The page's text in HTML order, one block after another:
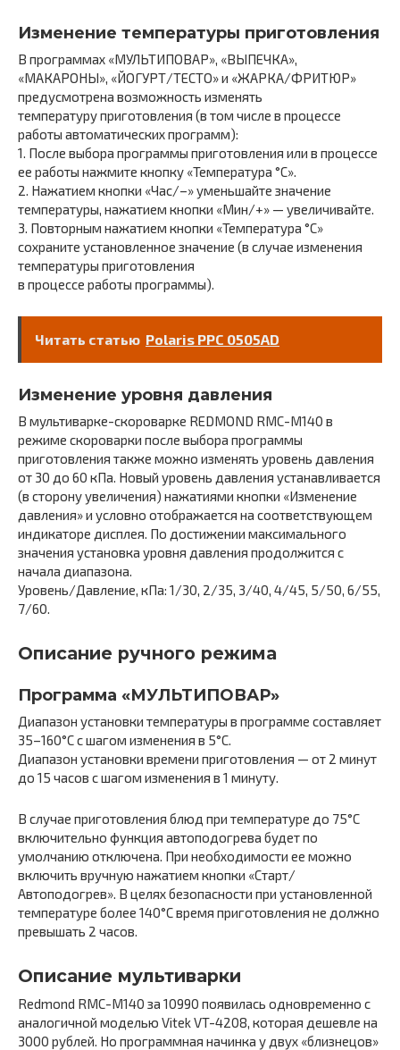
Изменение температуры приготовления
В программах «МУЛЬТИПОВАР», «ВЫПЕЧКА»,
«МАКАРОНЫ», «ЙОГУРТ/ТЕСТО» и «ЖАРКА/ФРИТЮР»
предусмотрена возможность изменять
температуру приготовления (в том числе в процессе
работы автоматических программ):
1. После выбора программы приготовления или в процессе
ее работы нажмите кнопку «Температура °С».
2. Нажатием кнопки «Час/–» уменьшайте значение
температуры, нажатием кнопки «Мин/+» — увеличивайте.
3. Повторным нажатием кнопки «Температура °С»
сохраните установленное значение (в случае изменения
температуры приготовления
в процессе работы программы).
Читать статью Polaris PPC 0505AD
Изменение уровня давления
В мультиварке-скороварке REDMOND RMC-М140 в
режиме скороварки после выбора программы
приготовления также можно изменять уровень давления
от 30 до 60 кПа. Новый уровень давления устанавливается
(в сторону увеличения) нажатиями кнопки «Изменение
давления» и условно отображается на соответствующем
индикаторе дисплея. По достижении максимального
значения установка уровня давления продолжится с
начала диапазона.
Уровень/Давление, кПа: 1/30, 2/35, 3/40, 4/45, 5/50, 6/55,
7/60.
Описание ручного режима
Программа «МУЛЬТИПОВАР»
Диапазон установки температуры в программе составляет
35–160°С с шагом изменения в 5°С.
Диапазон установки времени приготовления — от 2 минут
до 15 часов с шагом изменения в 1 минуту.
В случае приготовления блюд при температуре до 75°С
включительно функция автоподогрева будет по
умолчанию отключена. При необходимости ее можно
включить вручную нажатием кнопки «Старт/
Автоподогрев». В целях безопасности при установленной
температуре более 140°С время приготовления не должно
превышать 2 часов.
Описание мультиварки
Redmond RMC-M140 за 10990 появилась одновременно с
аналогичной моделью Vitek VT-4208, которая дешевле на
3000 рублей. Но программная начинка у двух «близнецов»